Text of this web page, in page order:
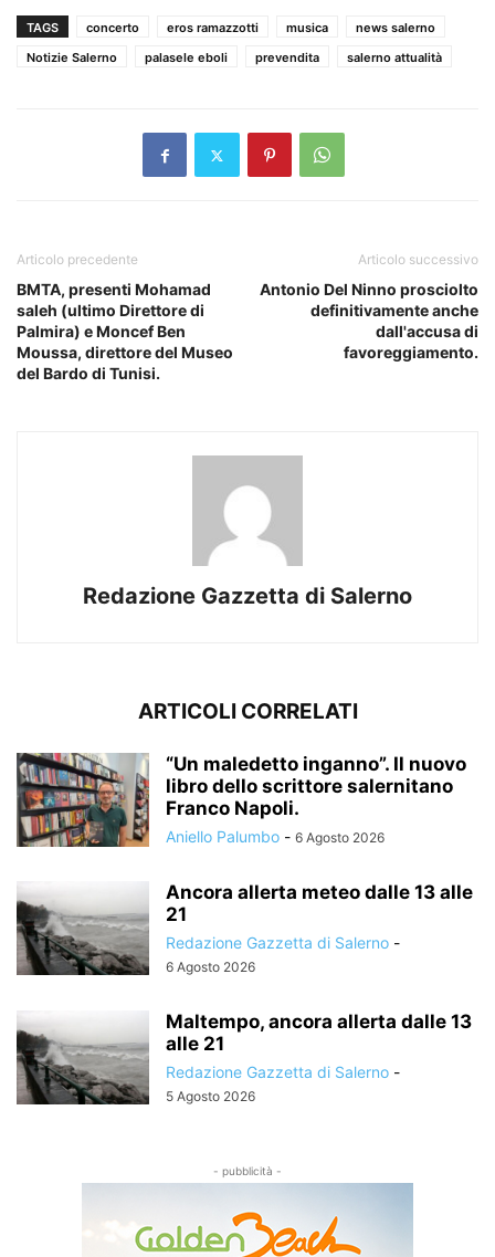
TAGS concerto eros ramazzotti musica
news salerno
Notizie Salerno
palasele eboli prevendita salerno attualità
Articolo precedente
BMTA, presenti Mohamad
saleh (ultimo Direttore di
Palmira) e Moncef Ben
Moussa, direttore del Museo
del Bardo di Tunisi.
Articolo successivo
Antonio Del Ninno prosciolto
definitivamente anche
dall'accusa di
favoreggiamento.
Redazione Gazzetta di Salerno
ARTICOLI CORRELATI
“Un maledetto inganno”. Il nuovo
libro dello scrittore salernitano
Franco Napoli.
Aniello Palumbo - 6 Agosto 2026
Ancora allerta meteo dalle 13 alle
21
Redazione Gazzetta di Salerno -
6 Agosto 2026
Maltempo, ancora allerta dalle 13
alle 21
Redazione Gazzetta di Salerno -
5 Agosto 2026
- pubblicità -